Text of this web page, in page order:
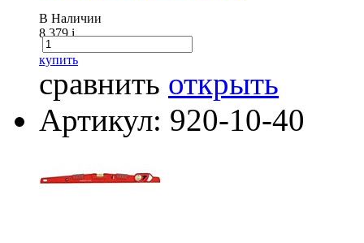
В Наличии
8 379i
купить
сравнить открыть
Артикул: 920-10-40